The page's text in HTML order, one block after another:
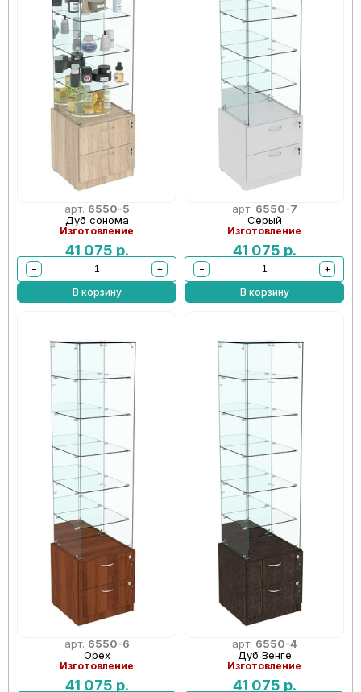
арт. 6550-5
Дуб сонома
Изготовление
41 075 р.
−
+
В корзину
арт. 6550-7
Серый
Изготовление
41 075 р.
−
+
В корзину
арт. 6550-6
Орех
Изготовление
41 075 р.
арт. 6550-4
Дуб Венге
Изготовление
41 075 р.